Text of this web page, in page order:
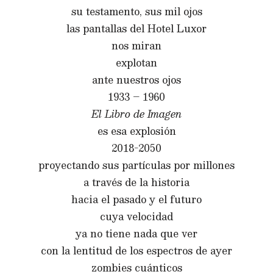
su testamento, sus mil ojos
las pantallas del Hotel Luxor
nos miran
explotan
ante nuestros ojos
1933 – 1960
El Libro de Imagen
es esa explosión
2018-2050
proyectando sus partículas por millones
a través de la historia
hacia el pasado y el futuro
cuya velocidad
ya no tiene nada que ver
con la lentitud de los espectros de ayer
zombies cuánticos